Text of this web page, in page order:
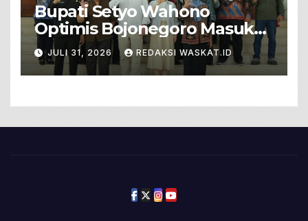
Bupati Setyo Wahono
Optimis Bojonegoro Masuk
Unesco Global Geopark
JULI 31, 2026 REDAKSI WASKAT.ID